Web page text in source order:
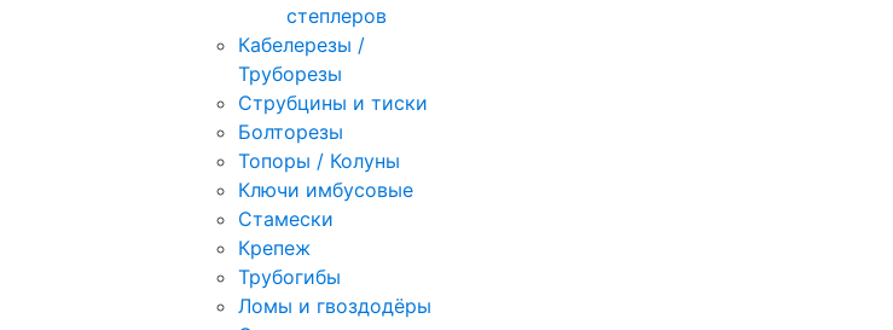
степлеров
Кабелерезы /
Труборезы
Струбцины и тиски
Болторезы
Топоры / Колуны
Ключи имбусовые
Стамески
Крепеж
Трубогибы
Ломы и гвоздодёры